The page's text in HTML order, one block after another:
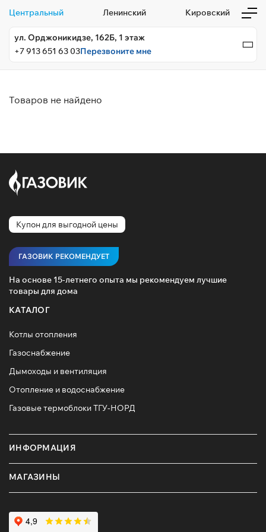
Центральный Ленинский Кировский
ул. Орджоникидзе, 162Б, 1 этаж
+7 913 651 63 03Перезвоните мне
Товаров не найдено
Купон для выгодной цены
ГАЗОВИК РЕКОМЕНДУЕТ
На основе 15-летнего опыта мы рекомендуем лучшие
товары для дома
КАТАЛОГ
Котлы отопления
Газоснабжение
Дымоходы и вентиляция
Отопление и водоснабжение
Газовые термоблоки ТГУ-НОРД
ИНФОРМАЦИЯ
МАГАЗИНЫ